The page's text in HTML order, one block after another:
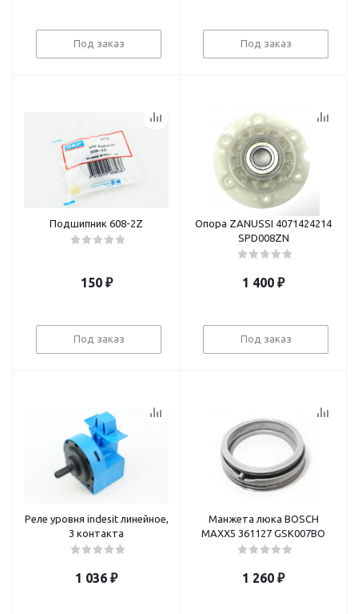
Под заказ Под заказ
Подшипник 608-2Z
150₽
Под заказ
Опора ZANUSSI 4071424214
SPD008ZN
1 400 ₽
Под заказ
Реле уровня indesit линейное,
3 контакта
1 036 ₽
Манжета люка BOSCH
MAXX5 361127 GSK007BO
1 260 ₽